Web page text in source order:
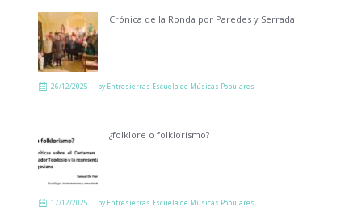
Crónica de la Ronda por Paredes y Serrada
26/12/2025 by Entresierras Escuela de Músicas Populares
¿folklore o folklorismo?
17/12/2025 by Entresierras Escuela de Músicas Populares